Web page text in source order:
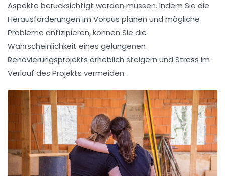
Aspekte berücksichtigt werden müssen. Indem Sie die
Herausforderungen im Voraus planen und mögliche
Probleme antizipieren, können Sie die
Wahrscheinlichkeit eines gelungenen
Renovierungsprojekts erheblich steigern und Stress im
Verlauf des Projekts vermeiden.